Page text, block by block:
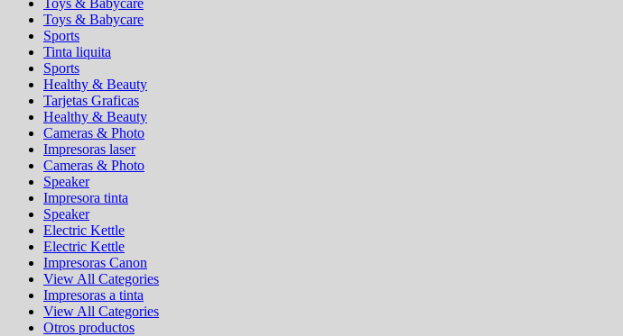
Toys & Babycare
Toys & Babycare
Sports
Tinta liquita
Sports
Healthy & Beauty
Tarjetas Graficas
Healthy & Beauty
Cameras & Photo
Impresoras laser
Cameras & Photo
Speaker
Impresora tinta
Speaker
Electric Kettle
Electric Kettle
Impresoras Canon
View All Categories
Impresoras a tinta
View All Categories
Otros productos